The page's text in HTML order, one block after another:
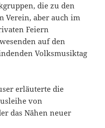
die zu den
Verein, aber auch im
Feiern
auf den
Volksmusiktag
erläuterte die
von
das Nähen neuer